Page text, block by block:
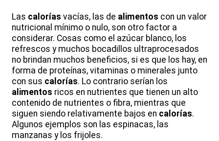
Las calorías vacías, las de alimentos con un valor
nutricional mínimo o nulo, son otro factor a
considerar. Cosas como el azúcar blanco, los
refrescos y muchos bocadillos ultraprocesados
no brindan muchos beneficios, si es que los hay, en
forma de proteínas, vitaminas o minerales junto
con sus calorías. Lo contrario serían los
alimentos ricos en nutrientes que tienen un alto
contenido de nutrientes o fibra, mientras que
siguen siendo relativamente bajos en calorías.
Algunos ejemplos son las espinacas, las
manzanas y los frijoles.